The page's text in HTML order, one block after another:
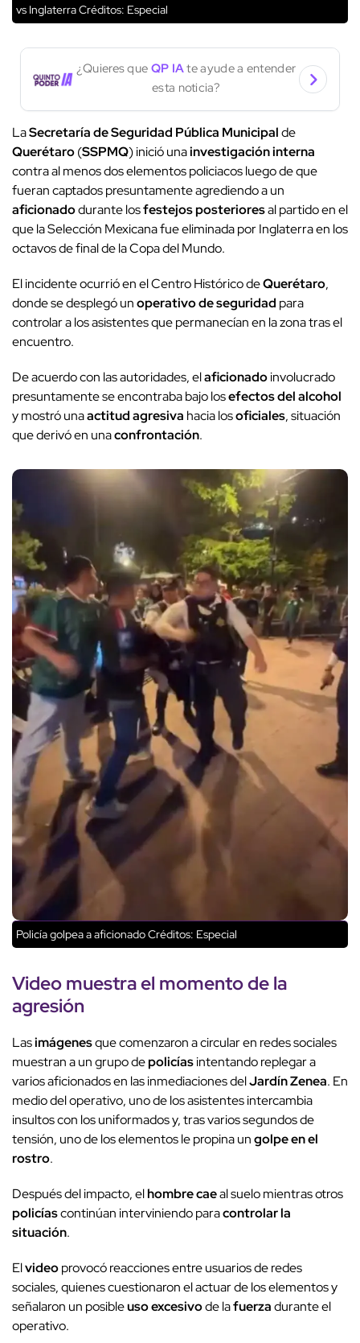
vs InglaterraCréditos: Especial
¿Quieres que QP IAte ayude a entender
esta noticia?
LaSecretaría de Seguridad Pública Municipalde
Querétaro(SSPMQ) inició unainvestigación interna
contra al menos dos elementos policiacos luego de que
fueran captados presuntamente agrediendo a un
aficionadodurante losfestejos posterioresal partido en el
que la Selección Mexicana fue eliminada por Inglaterra en los
octavos de final de la Copa del Mundo.
El incidente ocurrió en el Centro Histórico deQuerétaro,
donde se desplegó unoperativo de seguridad para
controlar a los asistentes que permanecían en la zona tras el
encuentro.
De acuerdo con las autoridades, elaficionadoinvolucrado
presuntamente se encontraba bajo losefectos del alcohol
y mostró unaactitud agresiva hacia losoficiales, situación
que derivó en unaconfrontación.
Policía golpea a aficionadoCréditos: Especial
Videomuestra el momento de la
agresión
Lasimágenesque comenzaron a circular en redes sociales
muestran a un grupo depolicíasintentando replegar a
varios aficionados en las inmediaciones delJardín Zenea. En
medio del operativo, uno de los asistentes intercambia
insultos con los uniformados y, tras varios segundos de
tensión, uno de los elementos le propina ungolpe en el
rostro.
Después del impacto, elhombre caeal suelo mientras otros
policíascontinúan interviniendo paracontrolar la
situación.
Elvideoprovocó reacciones entre usuarios de redes
sociales, quienes cuestionaron el actuar de los elementos y
señalaron un posibleuso excesivode lafuerzadurante el
operativo.